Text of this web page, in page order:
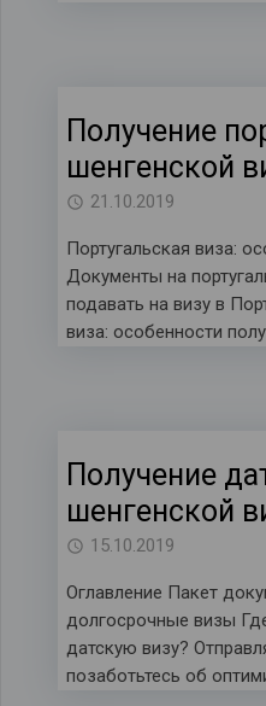
Получение
шенгенской
21.10.2019
Португальская виза:
Документы на
подавать на визу в
виза: особенности
Получение
шенгенской
15.10.2019
Оглавление Пакет
долгосрочные визы
датскую визу?
позаботьтесь об